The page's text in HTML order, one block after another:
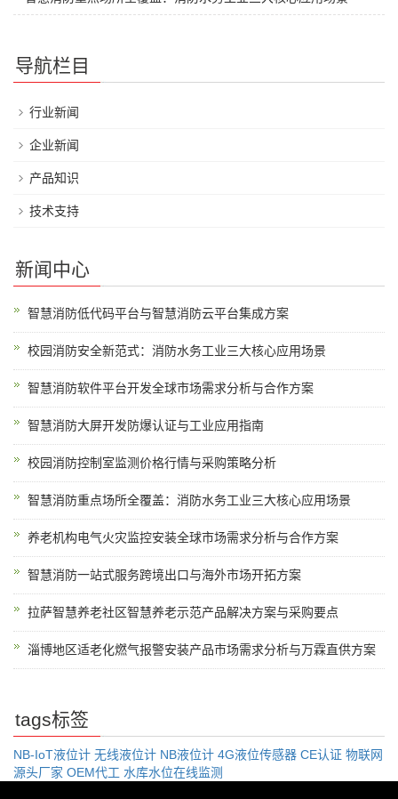
导航栏目
行业新闻
企业新闻
产品知识
技术支持
新闻中心
智慧消防低代码平台与智慧消防云平台集成方案
校园消防安全新范式：消防水务工业三大核心应用场景
智慧消防软件平台开发全球市场需求分析与合作方案
智慧消防大屏开发防爆认证与工业应用指南
校园消防控制室监测价格行情与采购策略分析
智慧消防重点场所全覆盖：消防水务工业三大核心应用场景
养老机构电气火灾监控安装全球市场需求分析与合作方案
智慧消防一站式服务跨境出口与海外市场开拓方案
拉萨智慧养老社区智慧养老示范产品解决方案与采购要点
淄博地区适老化燃气报警安装产品市场需求分析与万霖直供方案
tags标签
NB-IoT液位计 无线液位计 NB液位计 4G液位传感器 CE认证 物联网
源头厂家 OEM代工 水库水位在线监测